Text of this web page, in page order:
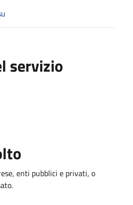
servizio
enti pubblici e privati, o